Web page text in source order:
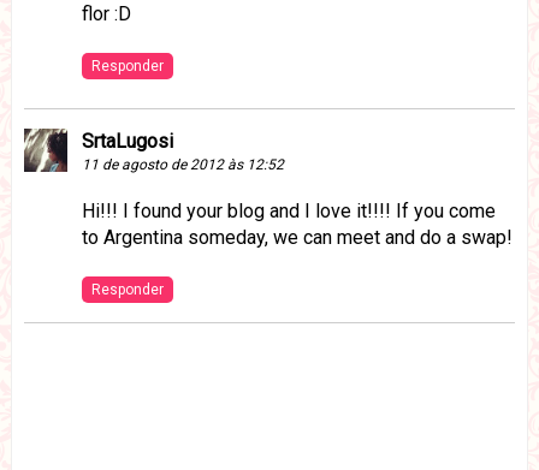
flor :D
Responder
SrtaLugosi
11 de agosto de 2012 às 12:52
Hi!!! I found your blog and I love it!!!! If you come
to Argentina someday, we can meet and do a swap!
Responder